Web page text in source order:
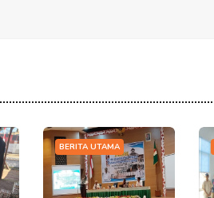
BERITA UTAMA